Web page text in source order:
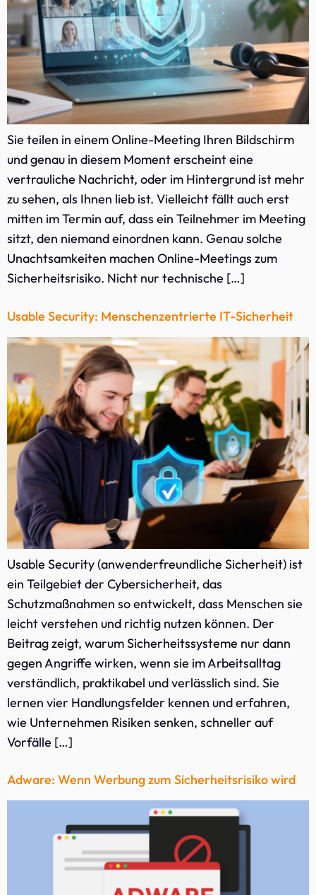
Sie teilen in einem Online-Meeting Ihren Bildschirm
und genau in diesem Moment erscheint eine
vertrauliche Nachricht, oder im Hintergrund ist mehr
zu sehen, als Ihnen lieb ist. Vielleicht fällt auch erst
mitten im Termin auf, dass ein Teilnehmer im Meeting
sitzt, den niemand einordnen kann. Genau solche
Unachtsamkeiten machen Online-Meetings zum
Sicherheitsrisiko. Nicht nur technische […]
Usable Security: Menschenzentrierte IT-Sicherheit
Usable Security (anwenderfreundliche Sicherheit) ist
ein Teilgebiet der Cybersicherheit, das
Schutzmaßnahmen so entwickelt, dass Menschen sie
leicht verstehen und richtig nutzen können. Der
Beitrag zeigt, warum Sicherheitssysteme nur dann
gegen Angriffe wirken, wenn sie im Arbeitsalltag
verständlich, praktikabel und verlässlich sind. Sie
lernen vier Handlungsfelder kennen und erfahren,
wie Unternehmen Risiken senken, schneller auf
Vorfälle […]
Adware: Wenn Werbung zum Sicherheitsrisiko wird